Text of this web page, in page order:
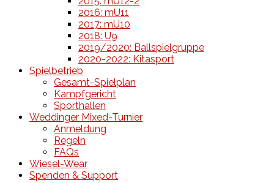
2016: mU11
2017: mU10
2018: U9
2019/2020: Ballspielgruppe
2020-2022: Kitasport
Spielbetrieb
Gesamt-Spielplan
Kampfgericht
Sporthallen
Weddinger Mixed-Turnier
Anmeldung
Regeln
FAQs
Wiesel-Wear
Spenden & Support